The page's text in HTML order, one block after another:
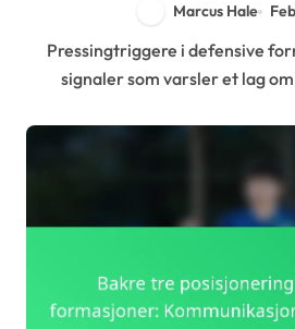
Marcus Hale
Pressingtriggere i defensive formasjoner er viktige
signaler som varsler et lag